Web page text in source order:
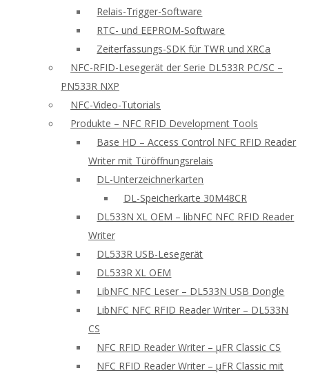
Relais-Trigger-Software
RTC- und EEPROM-Software
Zeiterfassungs-SDK für TWR und XRCa
NFC-RFID-Lesegerät der Serie DL533R PC/SC –
PN533R NXP
NFC-Video-Tutorials
Produkte – NFC RFID Development Tools
Base HD – Access Control NFC RFID Reader
Writer mit Türöffnungsrelais
DL-Unterzeichnerkarten
DL-Speicherkarte 30M48CR
DL533N XL OEM – libNFC NFC RFID Reader
Writer
DL533R USB-Lesegerät
DL533R XL OEM
LibNFC NFC Leser – DL533N USB Dongle
LibNFC NFC RFID Reader Writer – DL533N
CS
NFC RFID Reader Writer – μFR Classic CS
NFC RFID Reader Writer – μFR Classic mit